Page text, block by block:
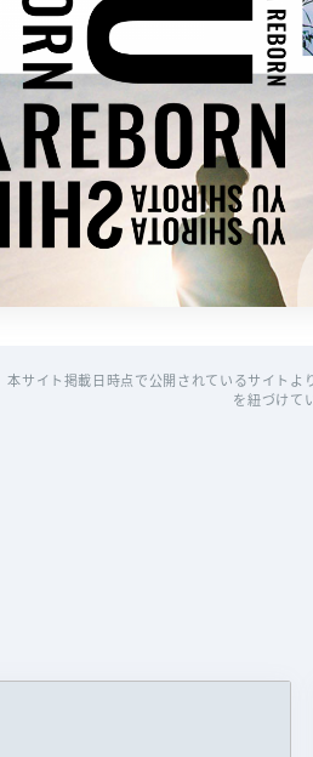
本サイト掲載日時点で公開されているサイト
を紐づけて